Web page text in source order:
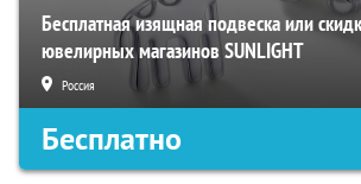
Бесплатная изящная подвеска или
ювелирных магазинов SUNLIGHT
Россия
Бесплатно